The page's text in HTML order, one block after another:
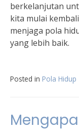
berkelanjutan
kita mulai
menjaga pola
yang lebih baik.
Posted in Pola Hidup